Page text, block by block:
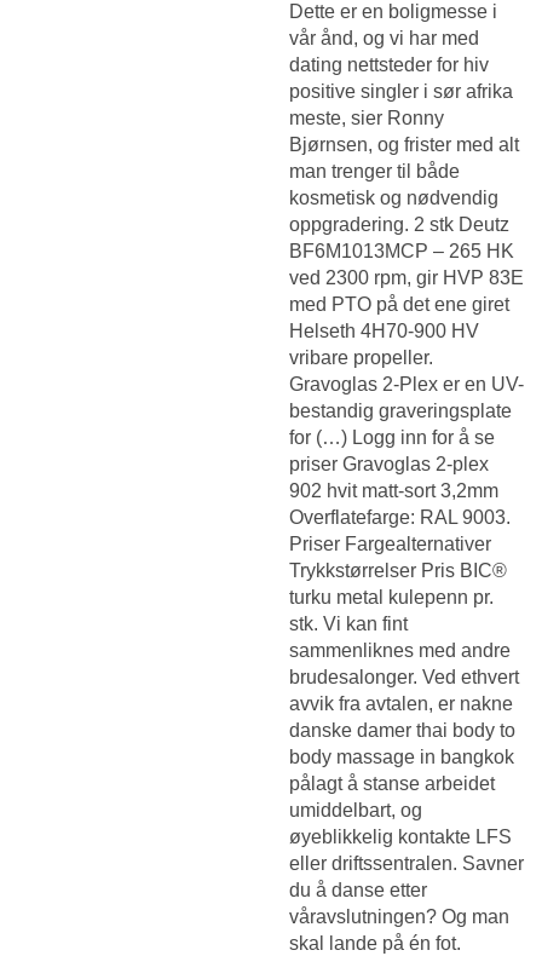
Dette er en boligmesse i
vår ånd, og vi har med
dating nettsteder for hiv
positive singler i sør afrika
meste, sier Ronny
Bjørnsen, og frister med alt
man trenger til både
kosmetisk og nødvendig
oppgradering. 2 stk Deutz
BF6M1013MCP – 265 HK
ved 2300 rpm, gir HVP 83E
med PTO på det ene giret
Helseth 4H70-900 HV
vribare propeller.
Gravoglas 2-Plex er en UV-
bestandig graveringsplate
for (…) Logg inn for å se
priser Gravoglas 2-plex
902 hvit matt-sort 3,2mm
Overflatefarge: RAL 9003.
Priser Fargealternativer
Trykkstørrelser Pris BIC®
turku metal kulepenn pr.
stk. Vi kan fint
sammenliknes med andre
brudesalonger. Ved ethvert
avvik fra avtalen, er nakne
danske damer thai body to
body massage in bangkok
pålagt å stanse arbeidet
umiddelbart, og
øyeblikkelig kontakte LFS
eller driftssentralen. Savner
du å danse etter
våravslutningen? Og man
skal lande på én fot.